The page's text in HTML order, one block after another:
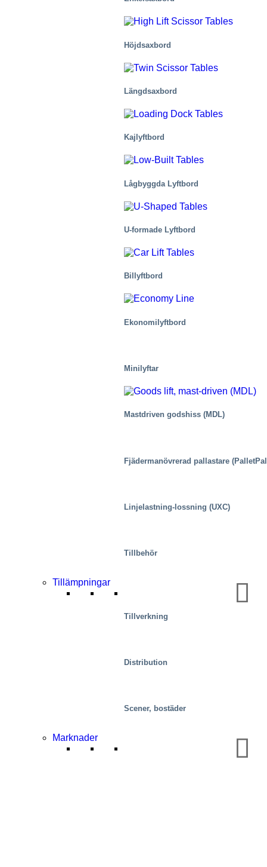
Sjukvård och medicin
Mobilitet/transport
Höjdsaxbord
Längdsaxbord
Kajlyftbord
Lågbyggda Lyftbord
U-formade Lyftbord
Billyftbord
Ekonomilyftbord
Minilyftar
Mastdriven godshiss (MDL)
Fjädermanövrerad pallastare
Linjelastning-lossning (UXC)
Tillbehör
Tillämpningar
Tillverkning
Distribution
Scener, bostäder
Marknader